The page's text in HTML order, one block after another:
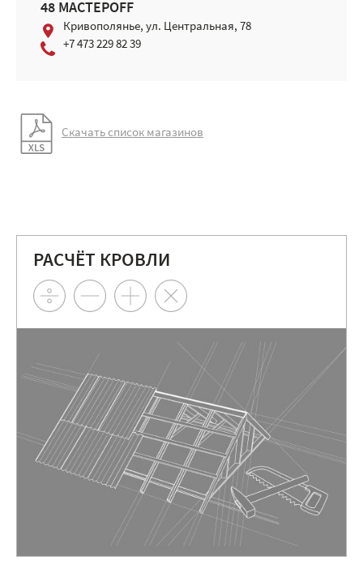
48 МАСТЕРOFF
Кривополянье, ул. Центральная, 78
+7 473 229 82 39
Скачать список магазинов
РАСЧЁТ КРОВЛИ